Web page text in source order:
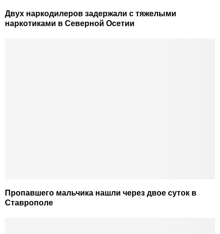
Двух наркодилеров задержали с тяжелыми
наркотиками в Северной Осетии
Пропавшего мальчика нашли через двое суток в
Ставрополе